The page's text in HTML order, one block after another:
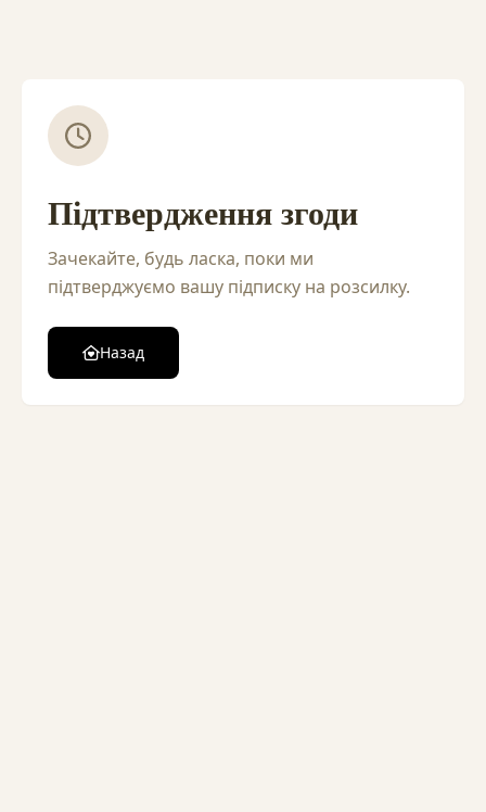
Підтвердження згоди
Зачекайте, будь ласка, поки ми
підтверджуємо вашу підписку на розсилку.
Назад